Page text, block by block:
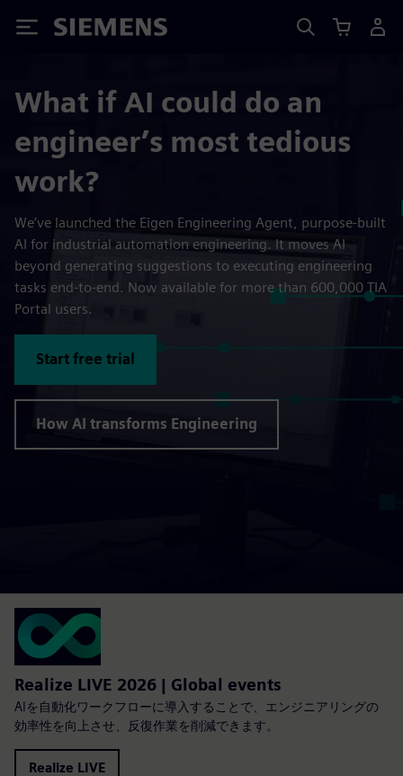
Siemens
What if AI could do an
engineer’s most tedious
work?
We’ve launched the Eigen Engineering Agent, purpose-built
AI for industrial automation engineering. It moves AI
beyond generating suggestions to executing engineering
tasks end-to-end. Now available for more than 600,000 TIA
Portal users.
Start free trial
How AI transforms Engineering
Realize LIVE 2026 | Global events
AIを自動化ワークフローに導入することで、エンジニアリングの
効率性を向上させ、反復作業を削減できます。
Realize LIVE